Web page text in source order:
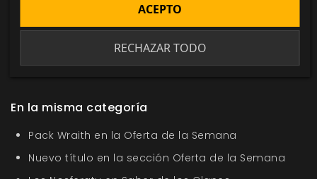
Redes Sociales
Eventos Roleros
En la misma categoría
Pack Wraith en la Oferta de la Semana
Nuevo título en la sección Oferta de la Semana
RECHAZAR TODO
ACEPTO